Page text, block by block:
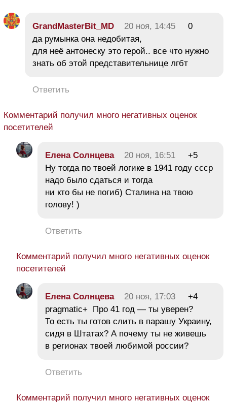
GrandMasterBit_MD 20 ноя, 14:45
0
да румынка она недобитая,
для неё антонеску это герой.. все что нужно
знать об этой представительнице лгбт
Ответить
Комментарий получил много негативных оценок
посетителей
Елена Солнцева 20 ноя, 16:51
+5
Ну тогда по твоей логике в 1941 году ссср
надо было сдаться и тогда
ни кто бы не погиб) Сталина на твою
голову! )
Ответить
Комментарий получил много негативных оценок
посетителей
Елена Солнцева 20 ноя, 17:03
+4
pragmatic+ Про 41 год — ты уверен?
То есть ты готов слить в парашу Украину,
сидя в Штатах? А почему ты не живешь
в регионах твоей любимой россии?
Ответить
Комментарий получил много негативных оценок